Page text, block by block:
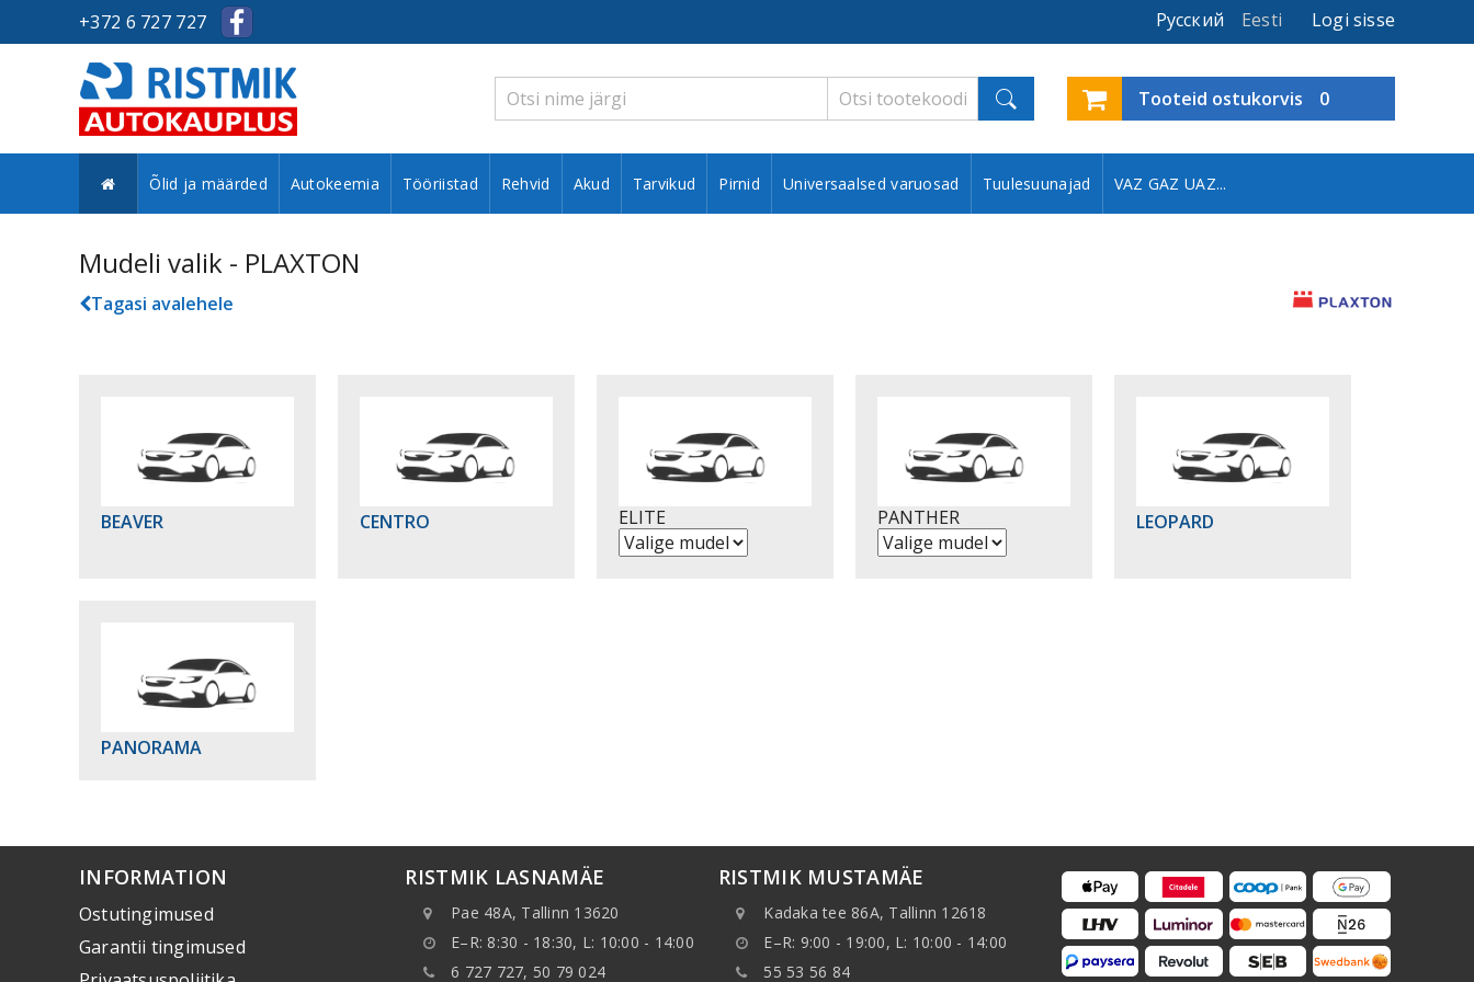
+372 6 727 727 Logi sisse
Eesti
Русский
Tooteid ostukorvis 0
Õlid ja määrded Autokeemia Tööriistad Rehvid Akud Tarvikud Pirnid Universaalsed varuosad Tuulesuunajad VAZ GAZ UAZ...
Mudeli valik - PLAXTON
Tagasi avalehele
BEAVER CENTRO ELITE PANTHER LEOPARD
PANORAMA
INFORMATION
Ostutingimused
Garantii tingimused
RISTMIK LASNAMÄE
Pae 48A, Tallinn 13620
E–R: 8:30 - 18:30, L: 10:00 - 14:00
6 727 727, 50 79 024
RISTMIK MUSTAMÄE
Kadaka tee 86A, Tallinn 12618
E–R: 9:00 - 19:00, L: 10:00 - 14:00
55 53 56 84